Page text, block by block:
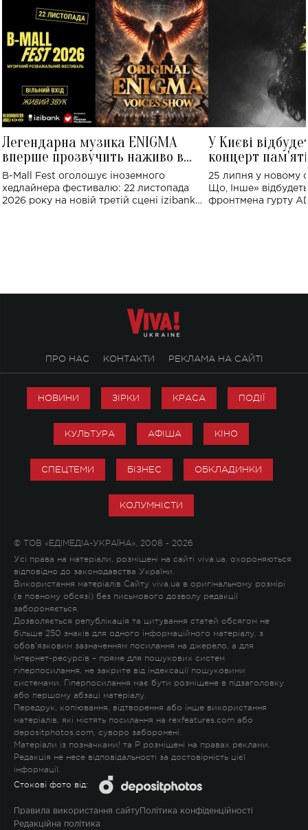
Легендарна музика ENIGMA
вперше прозвучить наживо в
Україні: де відбудеться концерт
B-Mall Fest оголошує іноземного
хедлайнера фестивалю: 22 листопада
2026 року на новій третій сцені izibank
У Києві
концерт
Клименка:
виконають
25 липня у новому
Що, Інше»
фронтмена гурту
ПРО НАС КОНТАКТИ РЕКЛАМА НА САЙТІ
НОВИНИ ЗІРКИ КРАСА ПОДІЇ
КУЛЬТУРА АФІША КІНО
СПЕЦТЕМИ БІЗНЕС ОБКЛАДИНКИ
КОЛУМНІСТИ
© ТОВ «ЕДІМЕДІА-УКРАЇНА», 2008 - 2026
Усі права на матеріали, розміщені на сайті viva.ua, охороняються
відповідно до законодавства України.
Використання матеріалів Сайту viva.ua в оригінальному розмірі
(в повному обсязі) без письмового дозволу редакції
забороняється.
Дозволяється републікація та цитування статей обсягом не
більше 250 знаків для одного інформаційного матеріалу, з
обов'язковим зазначенням посилання на джерело, а для
Інтернет-ресурсів – пряме для пошукових систем
гіперпосилання, не закрите від індексації пошуковими
системами. Гіперпосилання має бути розміщене в підзаголовку
або першому абзаці матеріалу.
Передрук, копіювання, відтворення або інше використання
матеріалів, які містять посилання на rexfeatures.com або
depositphotos.com, суворо заборонені.
Матеріали із позначками! та P розміщені на правах реклами.
Редакція не несе відповідальності за достовірність цієї
інформації.
Стокові фото від:
Правила використання сайту Політика конфіденційності
Редакційна політика